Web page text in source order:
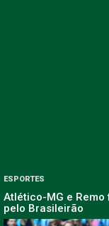
ESPORTES
Atlético-MG e
pelo Brasileirão